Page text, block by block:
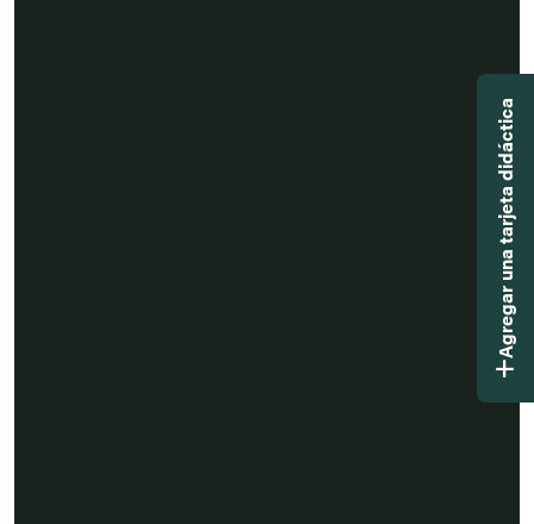
Agregar una tarjeta didáctica